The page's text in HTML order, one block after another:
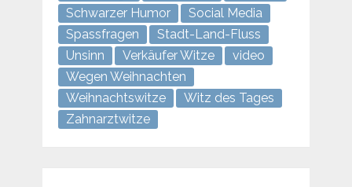
Schwarzer Humor
Social Media
Spassfragen
Stadt-Land-Fluss
Unsinn
Verkäufer Witze
video
Wegen Weihnachten
Weihnachtswitze
Witz des Tages
Zahnarztwitze